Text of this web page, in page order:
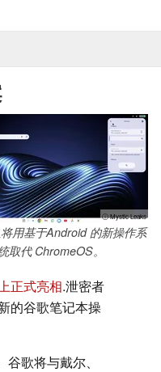
ⓘ Mystic Leaks
用基于Android 的新操作系
取代 ChromeOS。
正式亮相.泄密者
的谷歌笔记本操
歌将与戴尔、